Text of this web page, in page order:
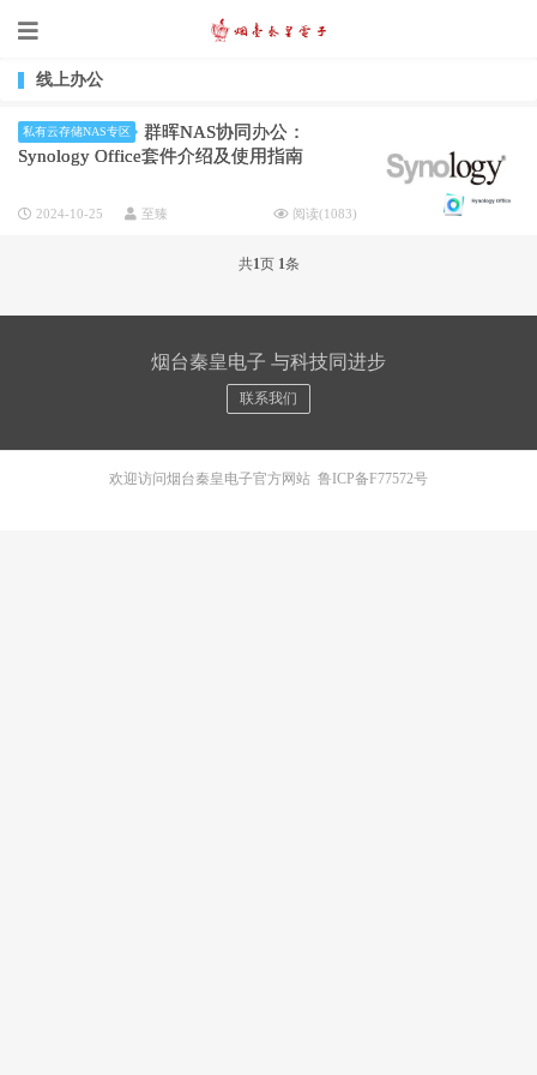
线上办公
私有云存储NAS专区
群晖NAS协同办公：
Synology Office套件介绍及使用指南
2024-10-25 至臻 阅读(1083)
共1页 1条
烟台秦皇电子 与科技同进步
联系我们
欢迎访问烟台秦皇电子官方网站 鲁ICP备F77572号